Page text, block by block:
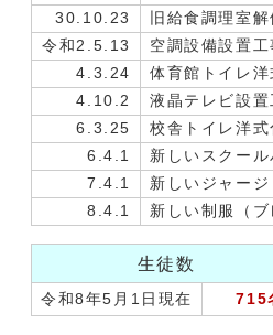
30.10.23
旧給食調理室
令和2.5.13
空調設備設置工
4.3.24
体育館トイレ洋
4.10.2
液晶テレビ設置
6.3.25
校舎トイレ洋式
6.4.1
新しいスクー
7.4.1
新しいジャー
8.4.1
新しい制服（
生徒数
令和8年5月1日現在 715